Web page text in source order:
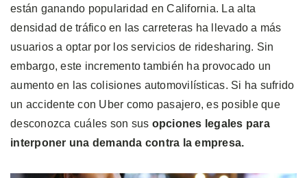
están ganando popularidad en California. La alta
densidad de tráfico en las carreteras ha llevado a más
usuarios a optar por los servicios de ridesharing. Sin
embargo, este incremento también ha provocado un
aumento en las colisiones automovilísticas. Si ha sufrido
un accidente con Uber como pasajero, es posible que
desconozca cuáles son sus opciones legales para
interponer una demanda contra la empresa.